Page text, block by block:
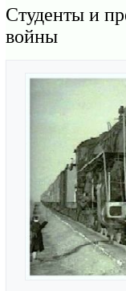
Студенты и
войны